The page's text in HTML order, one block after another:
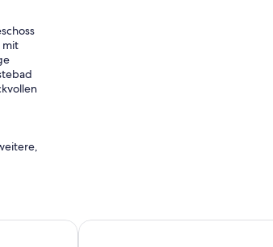
mit
Reethaushälfte in Ording
Traumhaft! Strandnahes, top